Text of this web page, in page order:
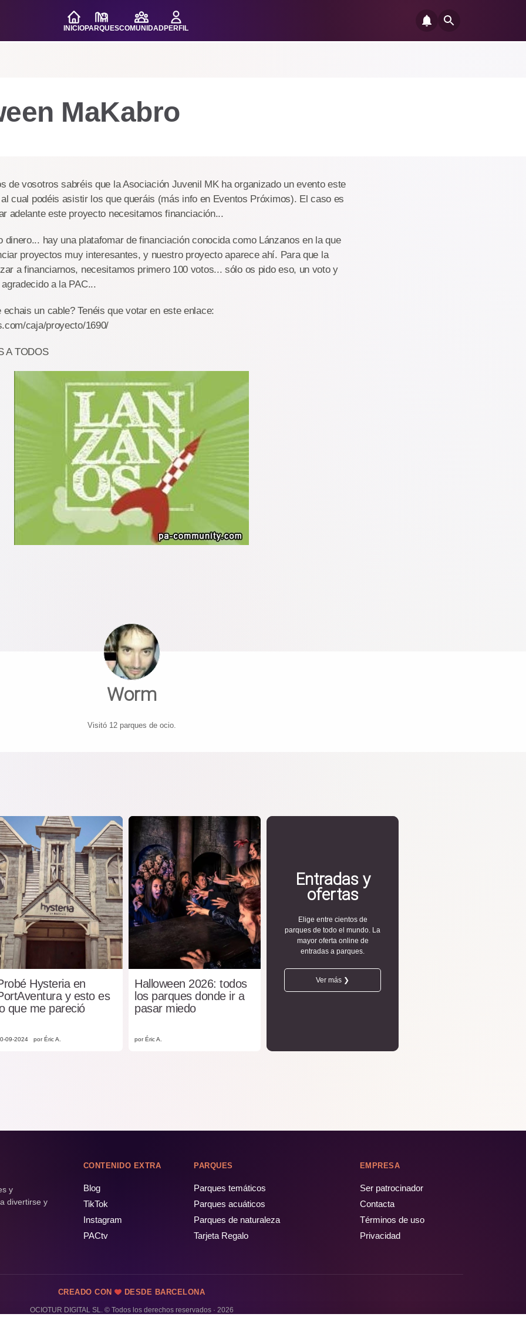
INICIOPARQUESCOMUNIDADPERFIL
MaKabro
de vosotros sabréis que la Asociación Juvenil MK ha organizado un evento este
cual podéis asistir los que queráis (más info en Eventos Próximos). El caso es
adelante este proyecto necesitamos financiación...
dinero... hay una platafomar de financiación conocida como Lánzanos en la que
proyectos muy interesantes, y nuestro proyecto aparece ahí. Para que la
a financiarnos, necesitamos primero 100 votos... sólo os pido eso, un voto y
a la PAC...
un cable? Tenéis que votar en este enlace:
caja/proyecto/1690/
A TODOS
Worm
Visitó 12 parques de ocio.
Hysteria en
y esto es
que me pareció
09-2024 por Éric A.
Halloween 2026: todos
los parques donde ir a
pasar miedo
por Éric A.
Entradas y
ofertas
Elige entre cientos de
parques de todo el mundo. La
mayor oferta online de
entradas a parques.
Ver más ❯
y
divertirse y
CONTENIDO EXTRA
Blog
TikTok
Instagram
PACtv
PARQUES
Parques temáticos
Parques acuáticos
Parques de naturaleza
Tarjeta Regalo
EMPRESA
Ser patrocinador
Contacta
Términos de uso
Privacidad
CREADO CON DESDE BARCELONA
OCIOTUR DIGITAL SL. © Todos los derechos reservados · 2026